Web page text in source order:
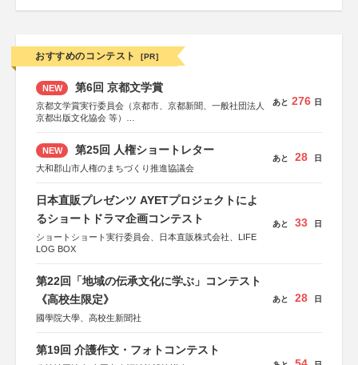
おすすめのコンテスト [PR]
NEW 第6回 京都文学賞
京都文学賞実行委員会（京都市、京都新聞、一般社団法人
京都出版文化協会 等）
KADOKAWA、河出書房新社、幻冬舎、講談社、光文社、
集英社、小学館、祥伝社、新潮社、淡交社、ちいさいミシ
マ社、徳間書店、早川書房、PHP研究所、双葉社、文藝春
あと 276 日
NEW 第25回 人権ショートレター
大和郡山市人権のまちづくり推進協議会
あと 28 日
日本直販プレゼンツ AYETプロジェクトによ
るショートドラマ企画コンテスト
ショートショート実行委員会、日本直販株式会社、LIFE
LOG BOX
あと 33 日
第22回「地域の伝承文化に学ぶ」コンテスト
《高校生限定》
國學院大學、高校生新聞社
あと 28 日
第19回 介護作文・フォトコンテスト